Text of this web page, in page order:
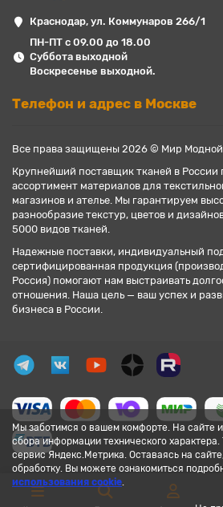
Мы заботимся о вашем комфорте. На сайте
сбора информации технического
сервис Яндекс.Метрика. Оставаясь на
обработку. Вы можете ознакомиться
использования cookie.
Краснодар, ул. Коммунаров 266/1
ПН-ПТ с 09.00 до 18.00
Суббота выходной
Воскресенье выходной.
Телефон и адрес в Москве
Все права защищены 2026 © Мир Модной
Крупнейший поставщик тканей в России
ассортимент материалов для
магазинов и ателье. Мы гарантируем
разнообразие текстур, цветов и
5000 видов тканей.
Надежные поставки, индивидуальный
сертифицированная продукция
Россия) помогают нам выстраивать
отношения. Наша цель — ваш успех и
бизнеса в России.